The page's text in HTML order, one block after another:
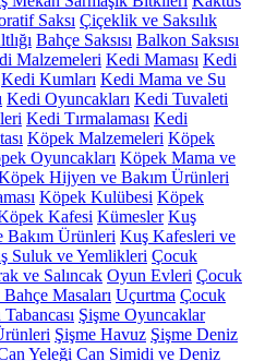
Saksı Çiçeklik ve Saksılık
Bahçe Saksısı Balkon Saksısı
Malzemeleri Kedi Maması Kedi
Kedi Kumları Kedi Mama ve Su
Kedi Oyuncakları Kedi Tuvaleti
Kedi Tırmalaması Kedi
Köpek Malzemeleri Köpek
Oyuncakları Köpek Mama ve
Hijyen ve Bakım Ürünleri
Köpek Kulübesi Köpek
Kafesi Kümesler Kuş
Bakım Ürünleri Kuş Kafesleri ve
Suluk ve Yemlikleri Çocuk
ve Salıncak Oyun Evleri Çocuk
Masaları Uçurtma Çocuk
Tabancası Şişme Oyuncaklar
Şişme Havuz Şişme Deniz
Yeleği Can Simidi ve Deniz